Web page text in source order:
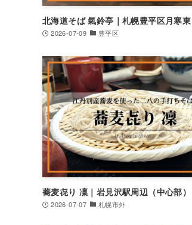
北海道そば 氣鈴亭｜札幌豊平区月寒東
2026-07-09 豊平区
蕎麦㐂り 凜｜岩見沢駅周辺（中心部）
2026-07-07 札幌市外